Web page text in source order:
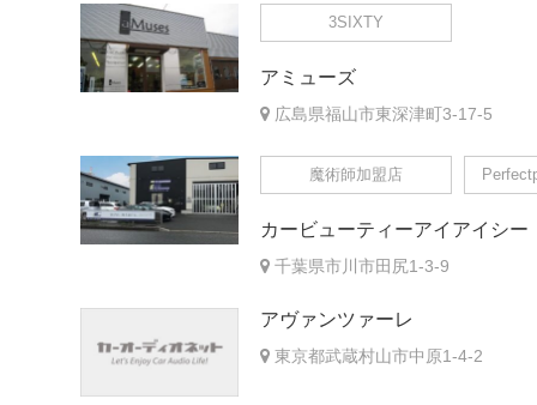
3SIXTY
アミューズ
広島県福山市東深津町3-17-5
魔術師加盟店
カービューティーアイアイシー
千葉県市川市田尻1-3-9
アヴァンツァーレ
東京都武蔵村山市中原1-4-2